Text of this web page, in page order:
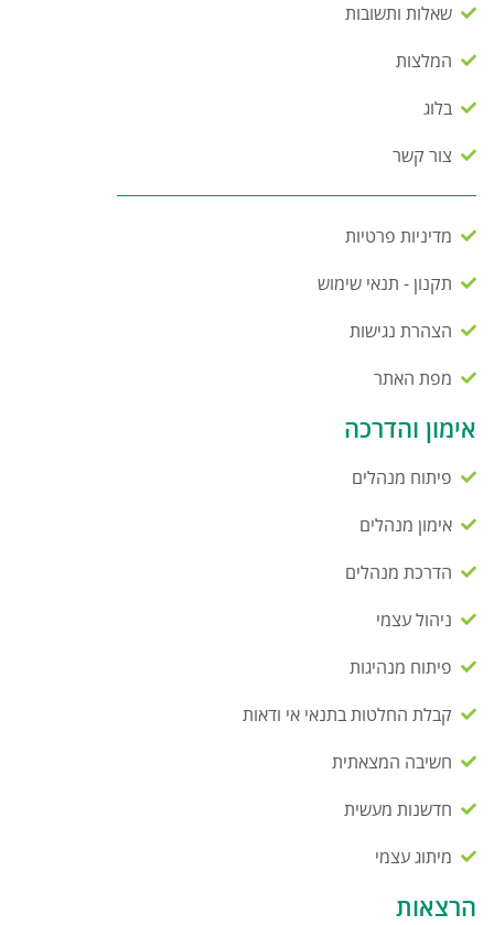
שאלות ותשובות
המלצות
בלוג
צור קשר
מדיניות פרטיות
תקנון - תנאי שימוש
הצהרת נגישות
מפת האתר
אימון והדרכה
פיתוח מנהלים
אימון מנהלים
הדרכת מנהלים
ניהול עצמי
פיתוח מנהיגות
קבלת החלטות בתנאי אי ודאות
חשיבה המצאתית
חדשנות מעשית
מיתוג עצמי
הרצאות